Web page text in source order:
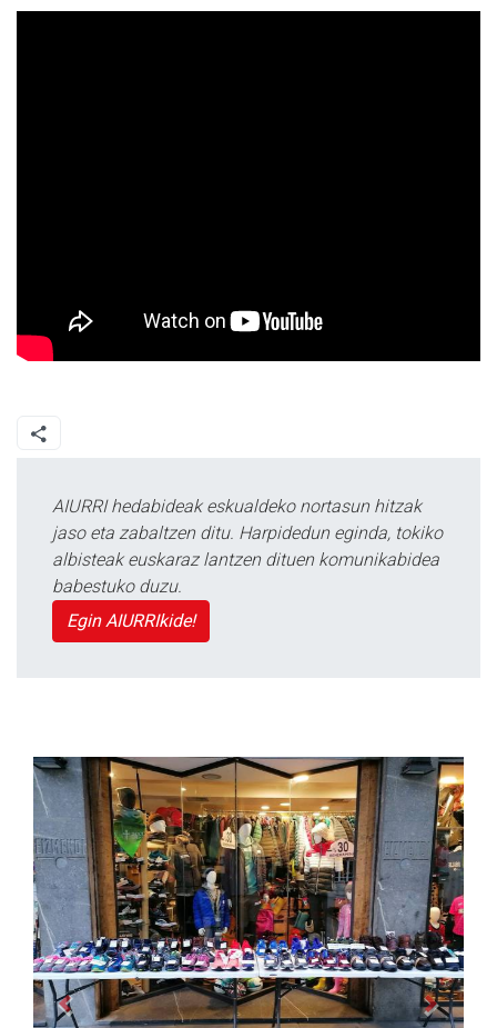
AIURRI hedabideak eskualdeko nortasun hitzak
jaso eta zabaltzen ditu. Harpidedun eginda, tokiko
albisteak euskaraz lantzen dituen komunikabidea
babestuko duzu.
Egin AIURRIkide!
Previous Next